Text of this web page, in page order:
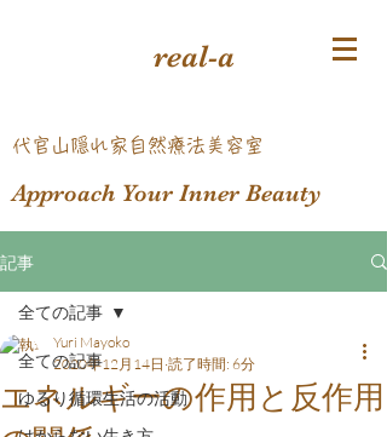
real-a
​代官山隠れ家自然療法美容室
Approach Your Inner Beauty
記事
全ての記事
ゆるり循環生活の活動
全ての記事
エネルギーの作用と反作用
Yuri Mayoko
2020年12月14日 読了時間: 6分